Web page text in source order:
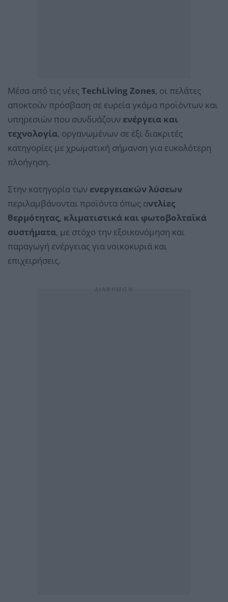
Μέσα από τις νέες TechLiving Zones, οι πελάτες
αποκτούν πρόσβαση σε ευρεία γκάμα προϊόντων και
υπηρεσιών που συνδυάζουν ενέργεια και
τεχνολογία, οργανωμένων σε έξι διακριτές
κατηγορίες με χρωματική σήμανση για ευκολότερη
πλοήγηση.
Στην κατηγορία των ενεργειακών λύσεων
περιλαμβάνονται προϊόντα όπως αντλίες
θερμότητας, κλιματιστικά και φωτοβολταϊκά
συστήματα, με στόχο την εξοικονόμηση και
παραγωγή ενέργειας για νοικοκυριά και
επιχειρήσεις.